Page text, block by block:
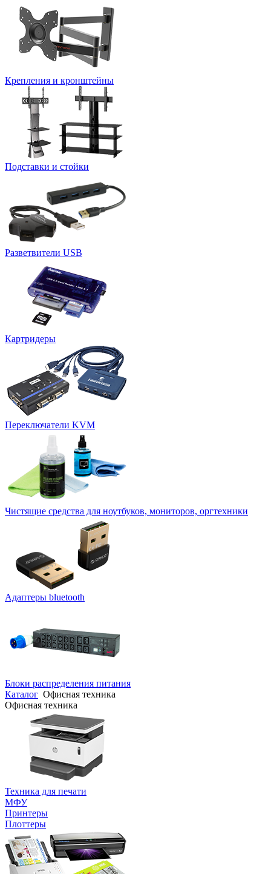
Крепления и кронштейны
Подставки и стойки
Разветвители USB
Картридеры
Переключатели KVM
Чистящие средства для ноутбуков, мониторов, оргтехники
Адаптеры bluetooth
Блоки распределения питания
Каталог Офисная техника
Офисная техника
Техника для печати
МФУ
Принтеры
Плоттеры